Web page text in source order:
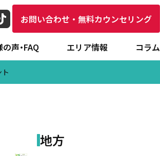
お問い合わせ・無料カウンセリング
家
声・FAQ エリア情報 コラム
地方